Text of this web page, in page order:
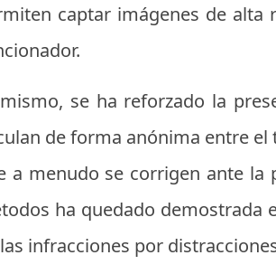
captar imágenes de alta
se ha reforzado la
de forma anónima entre
a menudo se corrigen ante la
ha quedado demostrada
infracciones por